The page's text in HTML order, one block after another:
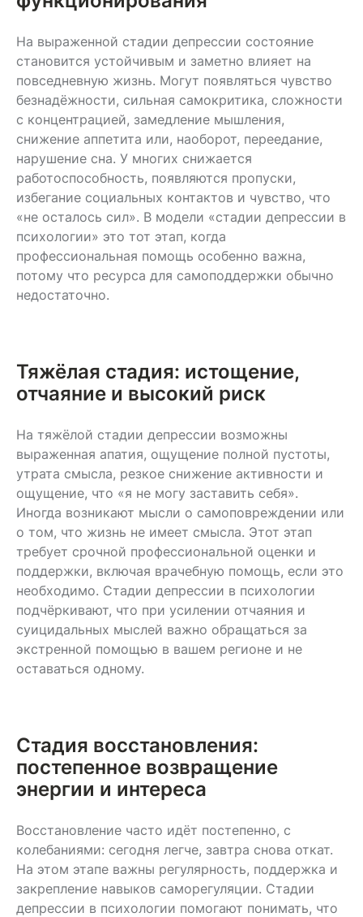
На выраженной стадии депрессии состояние
становится устойчивым и заметно влияет на
повседневную жизнь. Могут появляться чувство
безнадёжности, сильная самокритика, сложности
с концентрацией, замедление мышления,
снижение аппетита или, наоборот, переедание,
нарушение сна. У многих снижается
работоспособность, появляются пропуски,
избегание социальных контактов и чувство, что
«не осталось сил». В модели «стадии депрессии в
психологии» это тот этап, когда
профессиональная помощь особенно важна,
потому что ресурса для самоподдержки обычно
недостаточно.
Тяжёлая стадия: истощение,
отчаяние и высокий риск
На тяжёлой стадии депрессии возможны
выраженная апатия, ощущение полной пустоты,
утрата смысла, резкое снижение активности и
ощущение, что «я не могу заставить себя».
Иногда возникают мысли о самоповреждении или
о том, что жизнь не имеет смысла. Этот этап
требует срочной профессиональной оценки и
поддержки, включая врачебную помощь, если это
необходимо. Стадии депрессии в психологии
подчёркивают, что при усилении отчаяния и
суицидальных мыслей важно обращаться за
экстренной помощью в вашем регионе и не
оставаться одному.
Стадия восстановления:
постепенное возвращение
энергии и интереса
Восстановление часто идёт постепенно, с
колебаниями: сегодня легче, завтра снова откат.
На этом этапе важны регулярность, поддержка и
закрепление навыков саморегуляции. Стадии
депрессии в психологии помогают понимать, что